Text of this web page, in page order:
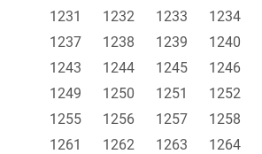
1231
1232 1233 1234
1237
1238 1239 1240
1243
1244 1245 1246
1249
1250 1251 1252
1255
1256 1257 1258
1261
1262 1263 1264